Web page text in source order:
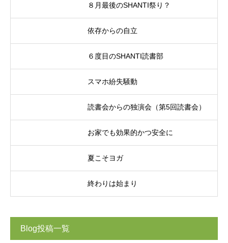
８月最後のSHANTI祭り？
依存からの自立
６度目のSHANTI読書部
スマホ紛失騒動
読書会からの独演会（第5回読書会）
お家でも効果的かつ安全に
夏こそヨガ
終わりは始まり
Blog投稿一覧